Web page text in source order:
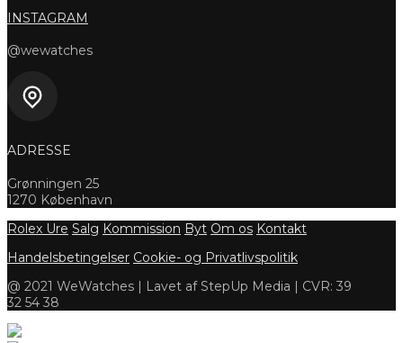
INSTAGRAM
@wewatches
ADRESSE
Grønningen 25
1270 København
Rolex Ure Salg Kommission Byt Om os Kontakt
Handelsbetingelser Cookie- og Privatlivspolitik
@ 2021 WeWatches | Lavet af StepUp Media | CVR: 39
32 54 38